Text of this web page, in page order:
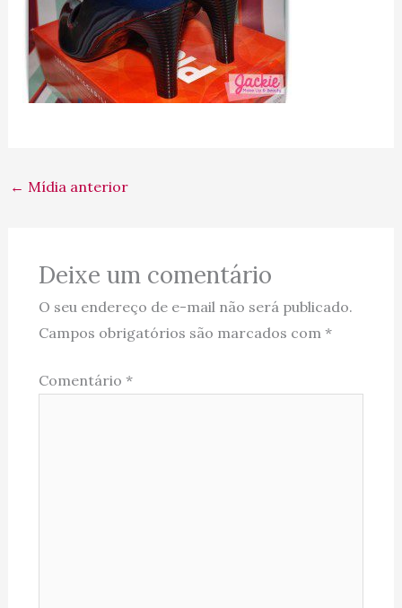
← Mídia anterior
Deixe um comentário
O seu endereço de e-mail não será publicado.
Campos obrigatórios são marcados com *
Comentário *